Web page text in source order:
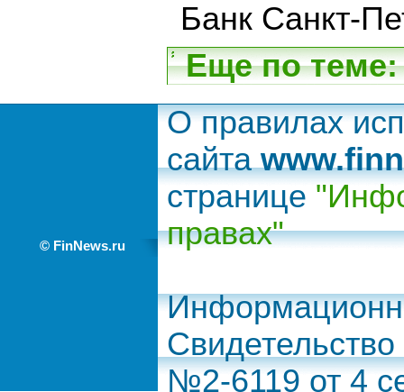
Банк Санкт-
Еще по теме:
© FinNews.ru
О правилах
сайта
странице
правах"
№2-6119 от 4